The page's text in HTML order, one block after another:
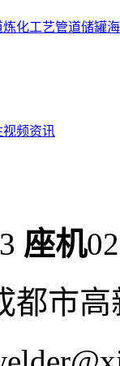
炼化工艺管道储罐
视频资讯
座机
都市